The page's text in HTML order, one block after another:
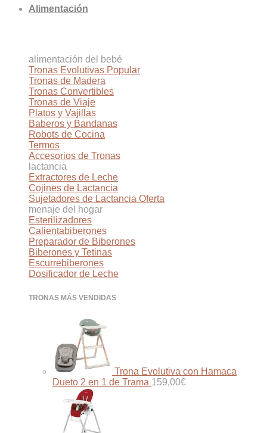
Alimentación
alimentación del bebé
Tronas Evolutivas
Tronas de Madera
Tronas Convertibles
Tronas de Viaje
Platos y Vajillas
Baberos y Bandanas
Robots de Cocina
Termos
Accesorios de Tronas
lactancia
Extractores de Leche
Cojines de Lactancia
Sujetadores de Lactancia
menaje del hogar
Esterilizadores
Calientabiberones
Preparador de Biberones
Biberones y Tetinas
Escurrebiberones
Dosificador de Leche
TRONAS MÁS VENDIDAS
Trona Evolutiva con Hamaca
Dueto 2 en 1 de Trama 159,00€